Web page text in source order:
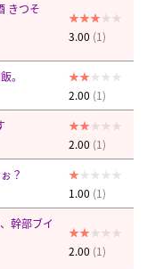
きつそ
3.00 (1)
。
2.00 (1)
2.00 (1)
？
1.00 (1)
幹部ブイ
2.00 (1)